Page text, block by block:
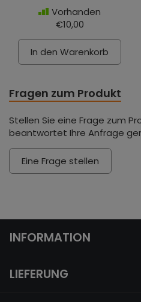
Vorhanden
€10,00
In den Warenkorb
Fragen zum Produkt
Stellen Sie eine Frage zum
beantwortet Ihre Anfrage
Eine Frage stellen
INFORMATION
LIEFERUNG